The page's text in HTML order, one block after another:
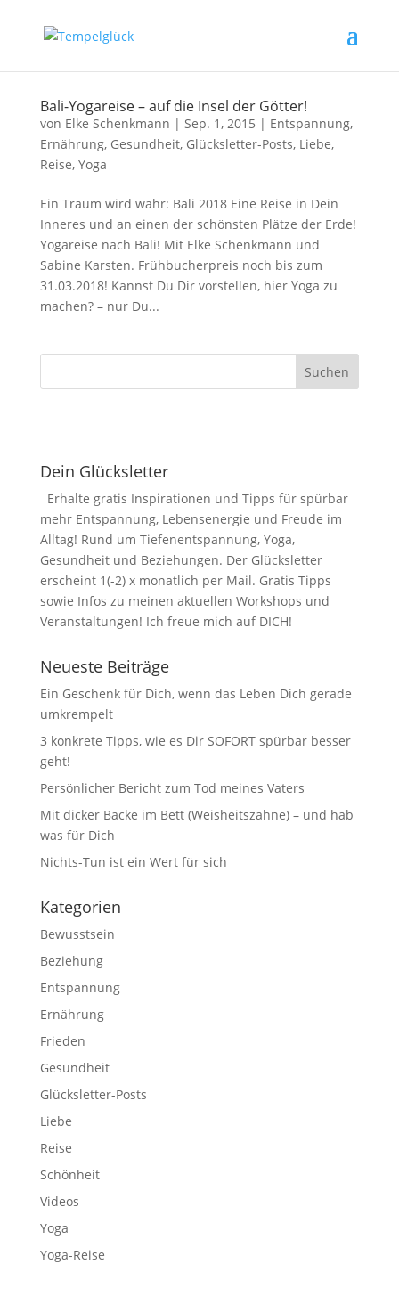
Bali-Yogareise – auf die Insel der Götter!
von Elke Schenkmann | Sep. 1, 2015 | Entspannung,
Ernährung, Gesundheit, Glücksletter-Posts, Liebe,
Reise, Yoga
Ein Traum wird wahr: Bali 2018 Eine Reise in Dein
Inneres und an einen der schönsten Plätze der Erde!
Yogareise nach Bali! Mit Elke Schenkmann und
Sabine Karsten. Frühbucherpreis noch bis zum
31.03.2018! Kannst Du Dir vorstellen, hier Yoga zu
machen? – nur Du...
Dein Glücksletter
Erhalte gratis Inspirationen und Tipps für spürbar
mehr Entspannung, Lebensenergie und Freude im
Alltag! Rund um Tiefenentspannung, Yoga,
Gesundheit und Beziehungen. Der Glücksletter
erscheint 1(-2) x monatlich per Mail. Gratis Tipps
sowie Infos zu meinen aktuellen Workshops und
Veranstaltungen! Ich freue mich auf DICH!
Neueste Beiträge
Ein Geschenk für Dich, wenn das Leben Dich gerade
umkrempelt
3 konkrete Tipps, wie es Dir SOFORT spürbar besser
geht!
Persönlicher Bericht zum Tod meines Vaters
Mit dicker Backe im Bett (Weisheitszähne) – und hab
was für Dich
Nichts-Tun ist ein Wert für sich
Kategorien
Bewusstsein
Beziehung
Entspannung
Ernährung
Frieden
Gesundheit
Glücksletter-Posts
Liebe
Reise
Schönheit
Videos
Yoga
Yoga-Reise